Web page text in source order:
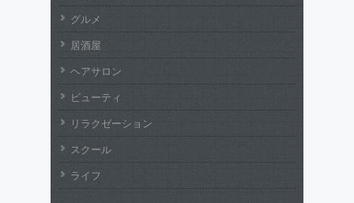
グルメ
居酒屋
ヘアサロン
ビューティ
リラクゼーション
スクール
ライフ